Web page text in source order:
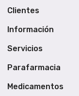
Clientes
Información
Servicios
Parafarmacia
Medicamentos